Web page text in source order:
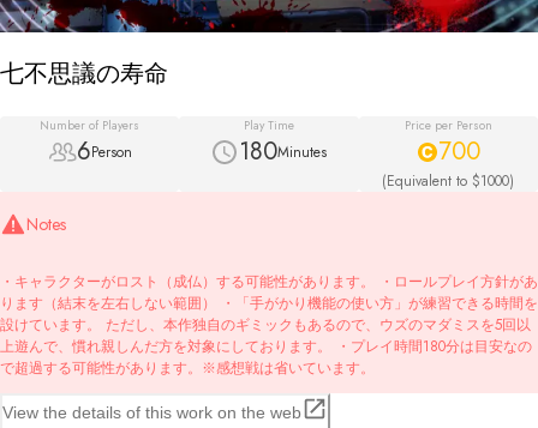
七不思議の寿命
Number of Players
6Person
Play Time
180Minutes
Price per Person
700
(Equivalent to $1000)
Notes
・キャラクターがロスト（成仏）する可能性があります。 ・ロールプレイ方針があ
ります（結末を左右しない範囲） ・「手がかり機能の使い方」が練習できる時間を
設けています。 ただし、本作独自のギミックもあるので、ウズのマダミスを5回以
上遊んで、慣れ親しんだ方を対象にしております。 ・プレイ時間180分は目安なの
で超過する可能性があります。※感想戦は省いています。
View the details of this work on the web